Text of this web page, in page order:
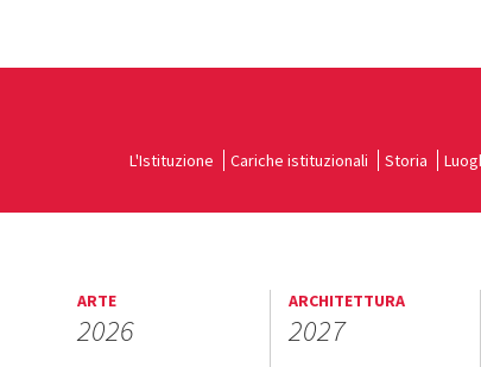
L'Istituzione Cariche istituzionali Storia
ARTE
2026
ARCHITETTURA
2027